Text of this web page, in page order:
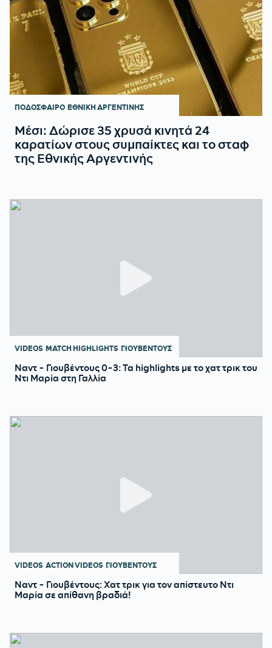
ΠΟΔΟΣΦΑΙΡΟ ΕΘΝΙΚΗ ΑΡΓΕΝΤΙΝΗΣ
Μέσι: Δώρισε 35 χρυσά κινητά 24
καρατίων στους συμπαίκτες και το σταφ
της Εθνικής Αργεντινής
VIDEOS MATCH HIGHLIGHTS ΓΙΟΥΒΕΝΤΟΥΣ
Ναντ - Γιουβέντους 0-3: Τα highlights με το χατ τρικ του
Ντι Μαρία στη Γαλλία
VIDEOS ACTION VIDEOS ΓΙΟΥΒΕΝΤΟΥΣ
Ναντ - Γιουβέντους: Χατ τρικ για τον απίστευτο Ντι
Μαρία σε απίθανη βραδιά!